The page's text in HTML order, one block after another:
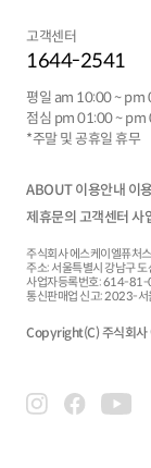
고객센터
1644-2541
평일 am 10:00 ~ pm
점심 pm 01:00 ~ pm
*주말 및 공휴일 휴무
ABOUT 이용안내 이
제휴문의 고객센터 사
주식회사 에스케이엘퓨처스
주소: 서울특별시 강남구
사업자등록번호: 614-
통신판매업 신고: 2023-
Copyright(C) 주식회사